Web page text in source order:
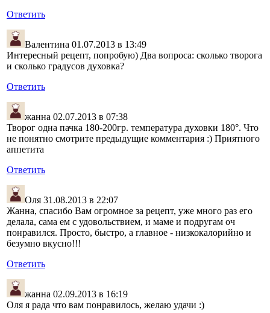
Ответить
Валентина 01.07.2013 в 13:49
Интересный рецепт, попробую) Два вопроса: сколько творога
и сколько градусов духовка?
Ответить
жанна 02.07.2013 в 07:38
Творог одна пачка 180-200гр. температура духовки 180°. Что
не понятно смотрите предыдущие комментария :) Приятного
аппетита
Ответить
Оля 31.08.2013 в 22:07
Жанна, спасибо Вам огромное за рецепт, уже много раз его
делала, сама ем с удовольствием, и маме и подругам оч
понравился. Просто, быстро, а главное - низкокалорийно и
безумно вкусно!!!
Ответить
жанна 02.09.2013 в 16:19
Оля я рада что вам понравилось, желаю удачи :)